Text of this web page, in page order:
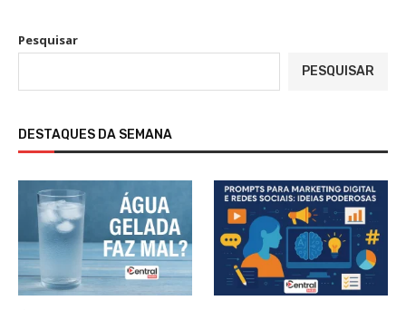
Pesquisar
PESQUISAR
DESTAQUES DA SEMANA